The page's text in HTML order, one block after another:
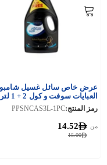
عرض خاص سائل غسيل شامبو
العبايات سوفت و كول 2 + 1 لتر
مجانًا
رمز المنتج:PPSNCAS3L-1PC
15.00
من 14.52